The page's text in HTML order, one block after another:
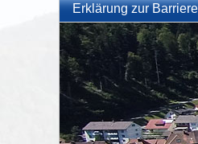
Erklärung zur